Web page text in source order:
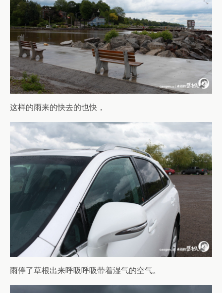
这样的雨来的快去的也快，
雨停了草根出来呼吸呼吸带着湿气的空气。